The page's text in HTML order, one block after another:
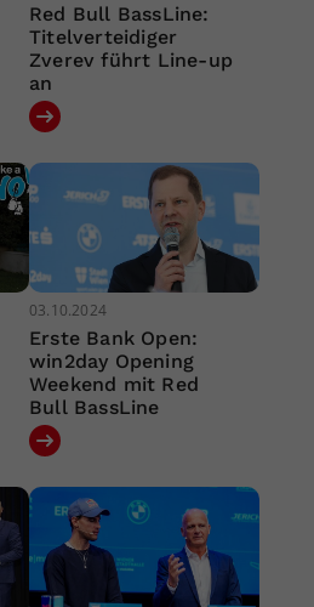
Red Bull BassLine:
Titelverteidiger
Zverev führt Line-up
an
03.10.2024
Erste Bank Open:
win2day Opening
Weekend mit Red
Bull BassLine